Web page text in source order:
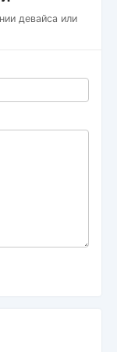
девайса или